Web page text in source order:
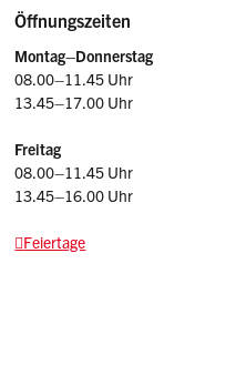
Öffnungszeiten
Montag–Donnerstag
08.00–11.45 Uhr
13.45–17.00 Uhr
Freitag
08.00–11.45 Uhr
13.45–16.00 Uhr
Feiertage